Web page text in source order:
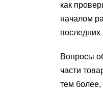
как
началом
последних
Вопросы
части
тем более,